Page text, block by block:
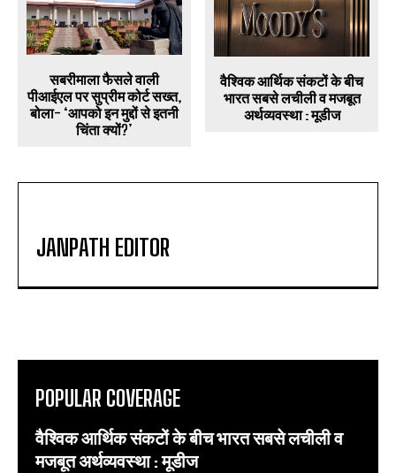
सबरीमाला फैसले वाली
पीआईएल पर सुप्रीम कोर्ट सख्त,
बोला- ‘आपको इन मुद्दों से इतनी
चिंता क्यों?’
वैश्विक आर्थिक संकटों के बीच
भारत सबसे लचीली व मजबूत
अर्थव्यवस्था : मूडीज
JANPATH EDITOR
POPULAR COVERAGE
वैश्विक आर्थिक संकटों के बीच भारत सबसे लचीली व
मजबूत अर्थव्यवस्था : मूडीज